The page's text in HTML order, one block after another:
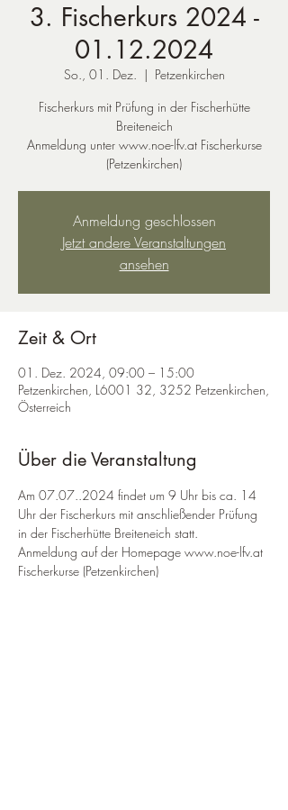
3. Fischerkurs 2024 -
01.12.2024
So., 01. Dez.
  |
Petzenkirchen
Fischerkurs mit Prüfung in der Fischerhütte
Breiteneich
Anmeldung unter www.noe-lfv.at Fischerkurse
(Petzenkirchen)
Anmeldung geschlossen
Jetzt andere Veranstaltungen
ansehen
Zeit & Ort
01. Dez. 2024, 09:00 – 15:00
Petzenkirchen, L6001 32, 3252 Petzenkirchen,
Österreich
Über die Veranstaltung
Am 07.07..2024 findet um 9 Uhr bis ca. 14
Uhr der Fischerkurs mit anschließender Prüfung
in der Fischerhütte Breiteneich statt.
Anmeldung auf der Homepage www.noe-lfv.at
Fischerkurse (Petzenkirchen)